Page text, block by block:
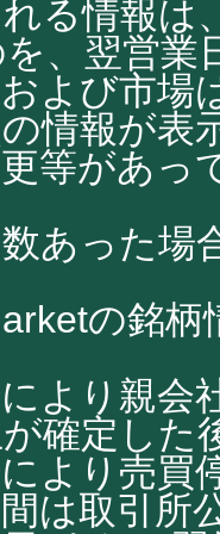
る情報は
、翌営業
よび市場
情報が表
等があっ
あった場
の銘
より親会
確定した
より売買
は取引所